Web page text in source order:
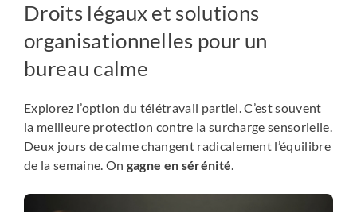
Droits légaux et solutions
organisationnelles pour un
bureau calme
Explorez l’option du télétravail partiel. C’est souvent
la meilleure protection contre la surcharge sensorielle.
Deux jours de calme changent radicalement l’équilibre
de la semaine. On gagne en sérénité.